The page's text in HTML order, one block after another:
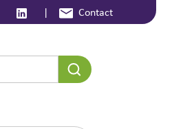
| Contact